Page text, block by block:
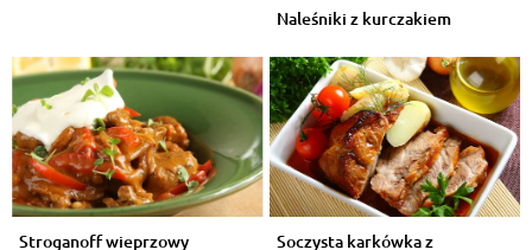
Naleśniki z kurczakiem
Stroganoff wieprzowy Soczysta karkówka z